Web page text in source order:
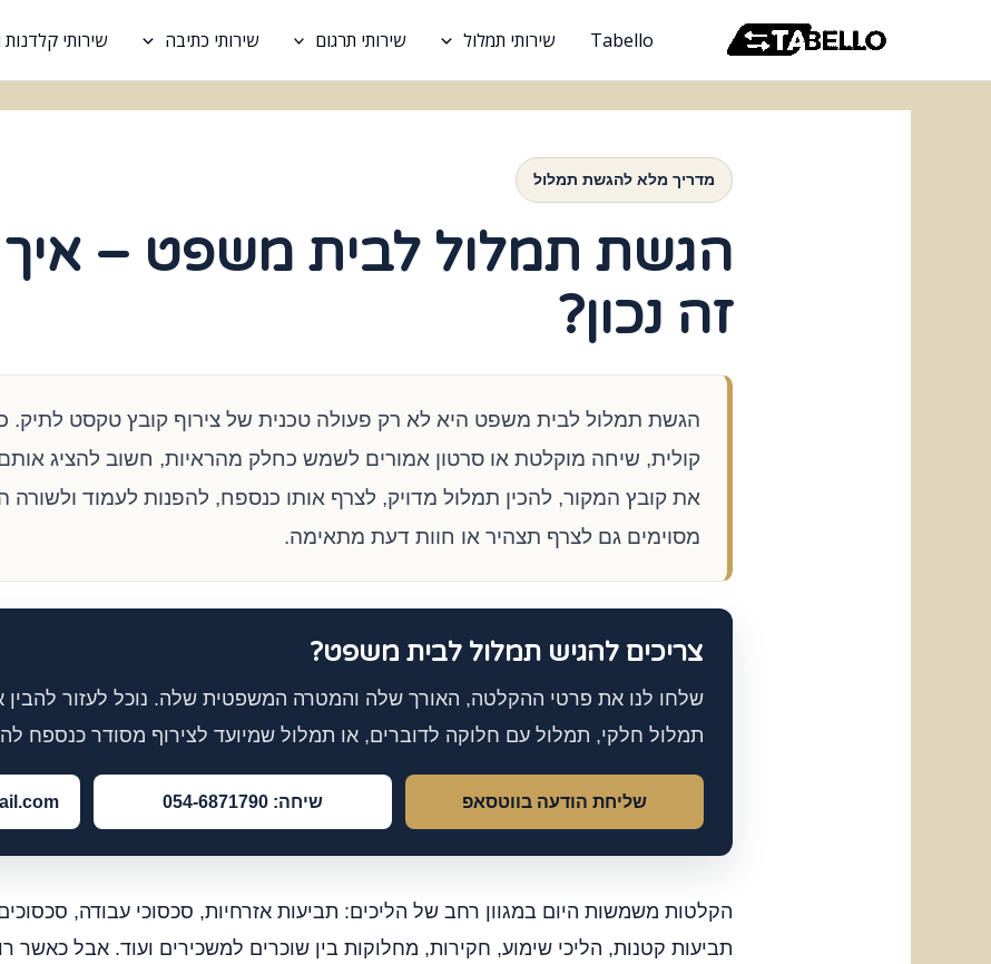
Tabello שירותי תמלול שירותי תרגום שירותי כתיבה שירותי
מדריך מלא להגשת תמלול
הגשת תמלול לבית משפט –
זה נכון?
הגשת תמלול לבית משפט היא לא רק פעולה טכנית של צירוף קובץ טקסט
קולית, שיחה מוקלטת או סרטון אמורים לשמש כחלק מהראיות, חשוב להציג
את קובץ המקור, להכין תמלול מדויק, לצרף אותו כנספח, להפנות לעמוד ולשורה
מסוימים גם לצרף תצהיר או חוות דעת מתאימה.
צריכים להגיש תמלול לבית משפט?
שלחו לנו את פרטי ההקלטה, האורך שלה והמטרה המשפטית שלה. נוכל לעזור
תמלול חלקי, תמלול עם חלוקה לדוברים, או תמלול שמיועד לצירוף מסודר כנספח
שליחת הודעה בווטסאפ שיחה: 054-6871790
הקלטות משמשות היום במגוון רחב של הליכים: תביעות אזרחיות, סכסוכי עבודה,
תביעות קטנות, הליכי שימוע, חקירות, מחלוקות בין שוכרים למשכירים ועוד. אבל